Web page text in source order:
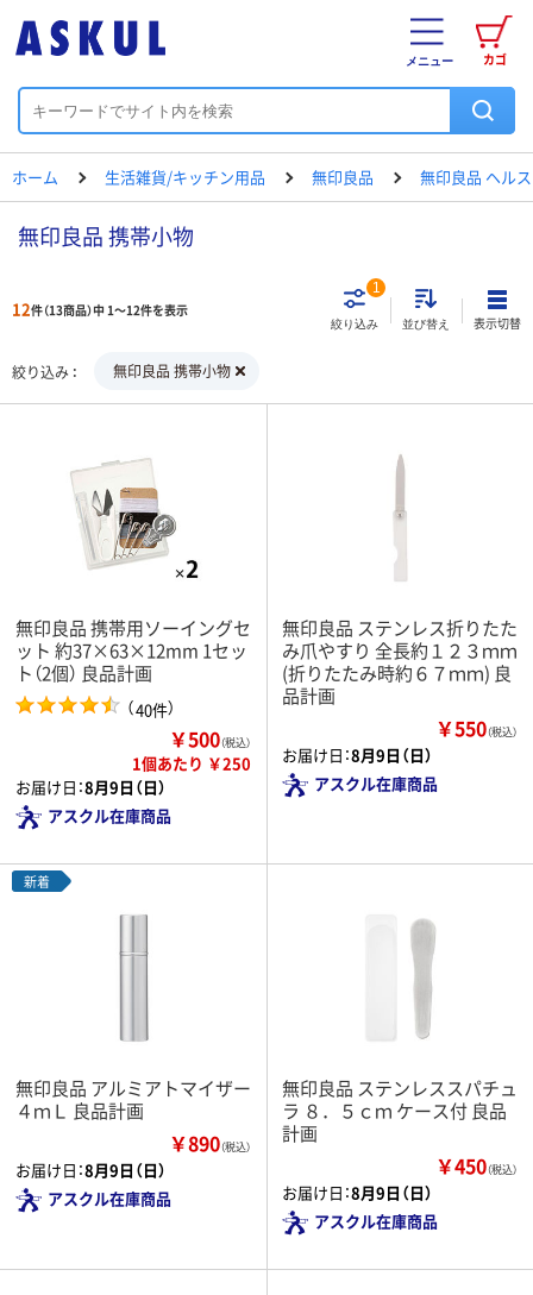
カゴ
メニュー
ホーム 生活雑貨/キッチン用品 無印良品 無印良品 ヘル
無印良品 携帯小物
12件（13商品）中 1～12件を表示
絞り込み
1
並び替え 表示切替
絞り込み 無印良品 携帯小物
無印良品 携帯用ソーイングセ
ット 約37×63×12mm 1セッ
ト（2個） 良品計画
（40件）
￥500（税込）
1個あたり ￥250
お届け日：8月9日（日）
アスクル在庫商品
無印良品 ステンレス折りたた
み爪やすり 全長約１２３ｍｍ
(折りたたみ時約６７ｍｍ) 良
品計画
￥550（税込）
お届け日：8月9日（日）
アスクル在庫商品
新着
無印良品 アルミアトマイザー
４ｍＬ 良品計画
￥890（税込）
お届け日：8月9日（日）
アスクル在庫商品
無印良品 ステンレススパチュ
ラ ８．５ｃｍ ケース付 良品
計画
￥450（税込）
お届け日：8月9日（日）
アスクル在庫商品